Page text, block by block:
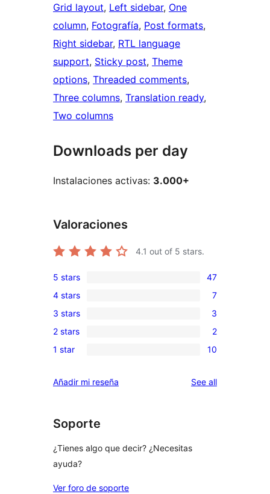
Grid layout, Left sidebar, One
column, Fotografía, Post formats
Right sidebar, RTL language
support, Sticky post, Theme
options, Threaded comments
Three columns, Translation ready
Two columns
Downloads per day
Instalaciones activas: 3.000+
Valoraciones
4.1 out of 5 stars.
47
5-
star
reviews
5 stars 47
7
4-
star
reviews
4 stars 7
3
3-
star
3 stars 3
2
2-
reviews
2 stars 2
10
star
1 star 10
Añadir mi reseña See allreviews
Soporte
¿Tienes algo que decir? ¿Necesitas
ayuda?
Ver foro de soporte